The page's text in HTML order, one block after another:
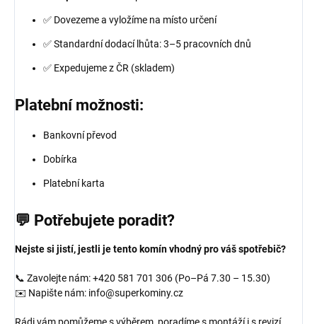
✅ Dovezeme a vyložíme na místo určení
✅ Standardní dodací lhůta: 3–5 pracovních dnů
✅ Expedujeme z ČR (skladem)
Platební možnosti:
Bankovní převod
Dobírka
Platební karta
💬 Potřebujete poradit?
Nejste si jistí, jestli je tento komín vhodný pro váš spotřebič?
📞 Zavolejte nám: +420 581 701 306 (Po–Pá 7.30 – 15.30)
✉️ Napište nám: info@superkominy.cz
Rádi vám pomůžeme s výběrem, poradíme s montáží i s revizí.